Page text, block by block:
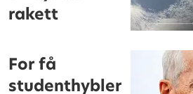
rakett
For få
studenthybler